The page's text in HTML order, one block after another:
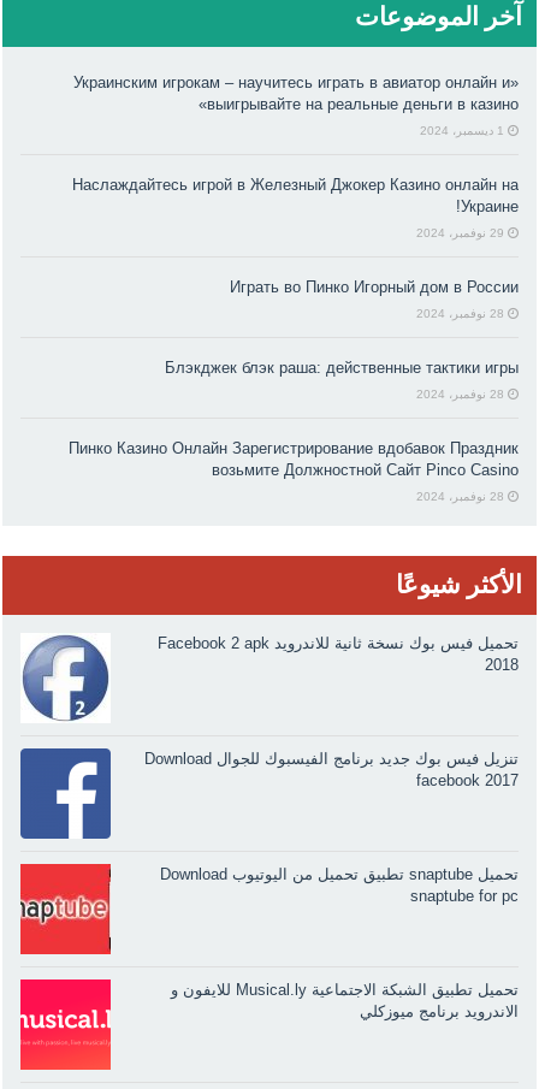
آخر الموضوعات
«Украинским игрокам – научитесь играть в авиатор онлайн и
выигрывайте на реальные деньги в казино»
1 ديسمبر، 2024
Наслаждайтесь игрой в Железный Джокер Казино онлайн на
Украине!
29 نوفمبر، 2024
Играть во Пинко Игорный дом в России
28 نوفمبر، 2024
Блэкджек блэк раша: действенные тактики игры
28 نوفمبر، 2024
Пинко Казино Онлайн Зарегистрирование вдобавок Праздник
возьмите Должностной Сайт Pinco Casino
28 نوفمبر، 2024
الأكثر شيوعًا
تحميل فيس بوك نسخة ثانية للاندرويد Facebook 2 apk
2018
تنزيل فيس بوك جديد برنامج الفيسبوك للجوال Download
facebook 2017
تحميل snaptube تطبيق تحميل من اليوتيوب Download
snaptube for pc
تحميل تطبيق الشبكة الاجتماعية Musical.ly للايفون و
الاندرويد برنامج ميوزكلي